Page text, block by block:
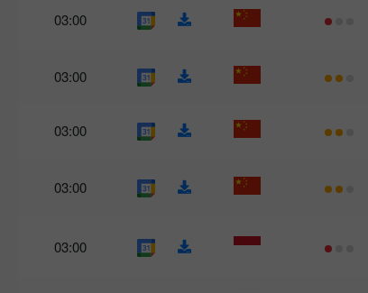
03:00
03:00
03:00
03:00
03:00